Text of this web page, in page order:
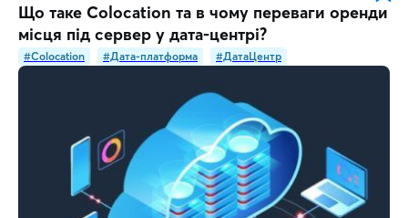
Що таке Colocation та в чому переваги оренди
місця під сервер у дата-центрі?
#Colocation #Дата-платформа #ДатаЦентр